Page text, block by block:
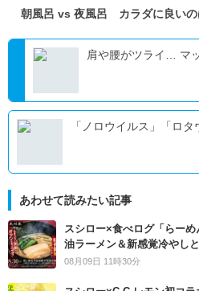
朝風呂 vs 夜風呂 カラダに良いの
肩や
「ノロウイルス」「ロ
あわせて読みたい記事
スシロー×食べログ「らー
油ラーメン＆新感覚冷やし
08月09日 11時30分